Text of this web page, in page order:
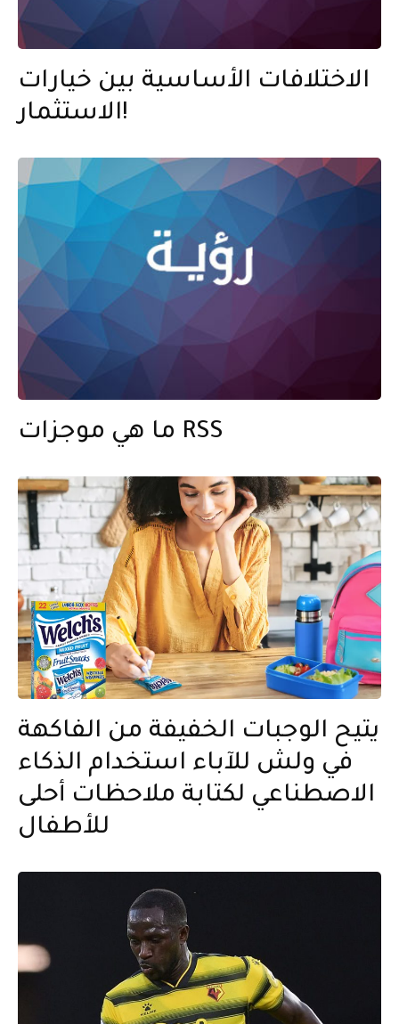
الاختلافات الأساسية بين خيارات
الاستثمار!
ما هي موجزات RSS
يتيح الوجبات الخفيفة من الفاكهة
في ولش للآباء استخدام الذكاء
الاصطناعي لكتابة ملاحظات أحلى
للأطفال